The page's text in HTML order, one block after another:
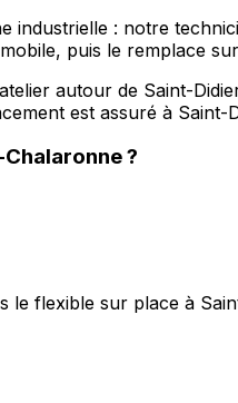
industrielle : notre
puis le remplace
autour de Saint-
est assuré à
?
flexible sur place à